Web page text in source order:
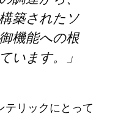
築されたソ
機能への根
います。」
リックにとって